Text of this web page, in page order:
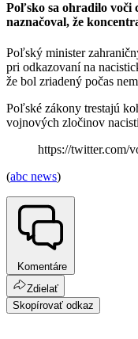
Poľsko sa ohradilo voči
naznačoval, že
Poľský minister
pri odkazovaní na
že bol zriadený počas
Poľské zákony trestajú
vojnových zločinov
https://twitter.com/
(abc news)
Komentáre
Zdielať
Skopírovať odkaz